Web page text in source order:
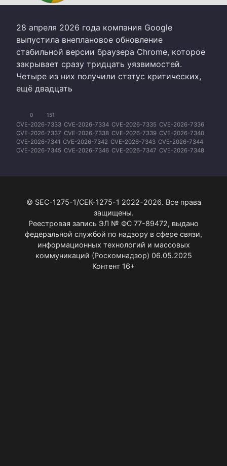
28 апреля 2026 года компания Google
выпустила внеплановое обновление
стабильной версии браузера Chrome, которое
закрывает сразу тридцать уязвимостей.
Четыре из них получили статус критических,
ещё двадцать
0 151
CVE-2026-7333 CVE-2026-7334 CVE-2026-7335 CVE-2026-7336
CVE-2026-7337 CVE-2026-7338 CVE-2026-7339 CVE-2026-7340
CVE-2026-7341 CVE-2026-7342 CVE-2026-7343 CVE-2026-7344
CVE-2026-7345 CVE-2026-7346 CVE-2026-7347 CVE-2026-7348
CVE-2026-7357 CVE-2026-7358 CVE-2026-7359 CVE-2026-7360
© SEC-1275-1/СЕК-1275-1 2022-2026. Все права
защищены.
Реестровая запись ЭЛ № ФС 77-89472, выдано
федеральной службой по надзору в сфере связи,
информационных технологий и массовых
коммуникаций (Роскомнадзор) 06.05.2025
Контент 16+